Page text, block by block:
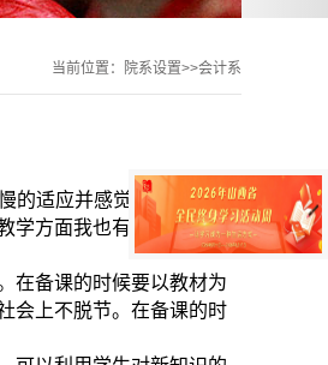
当前位置：院系设置>>会计系
的适应并感觉到自豪。在
学方面我也有一些自己的
在备课的时候要以教材为
会上不脱节。在备课的时